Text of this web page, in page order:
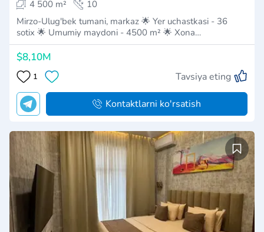
4 500 m²
10
Mirzo-Ulug'bek tumani, markaz 🌟 Yer uchastkasi - 36
sotix 🌟 Umumiy maydoni - 4500 m² 🌟 Xona…
$8,10M
1 Tavsiya eting
Kontaktlarni ko'rsatish